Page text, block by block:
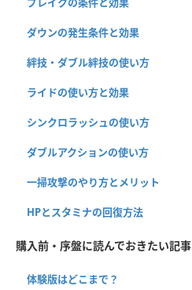
ダウンの発生条件と効果
絆技・ダブル絆技の使い方
ライドの使い方と効果
シンクロラッシュの使い方
ダブルアクションの使い方
一掃攻撃のやり方とメリット
HPとスタミナの回復方法
購入前・序盤に読んでおきたい記事
体験版はどこまで？